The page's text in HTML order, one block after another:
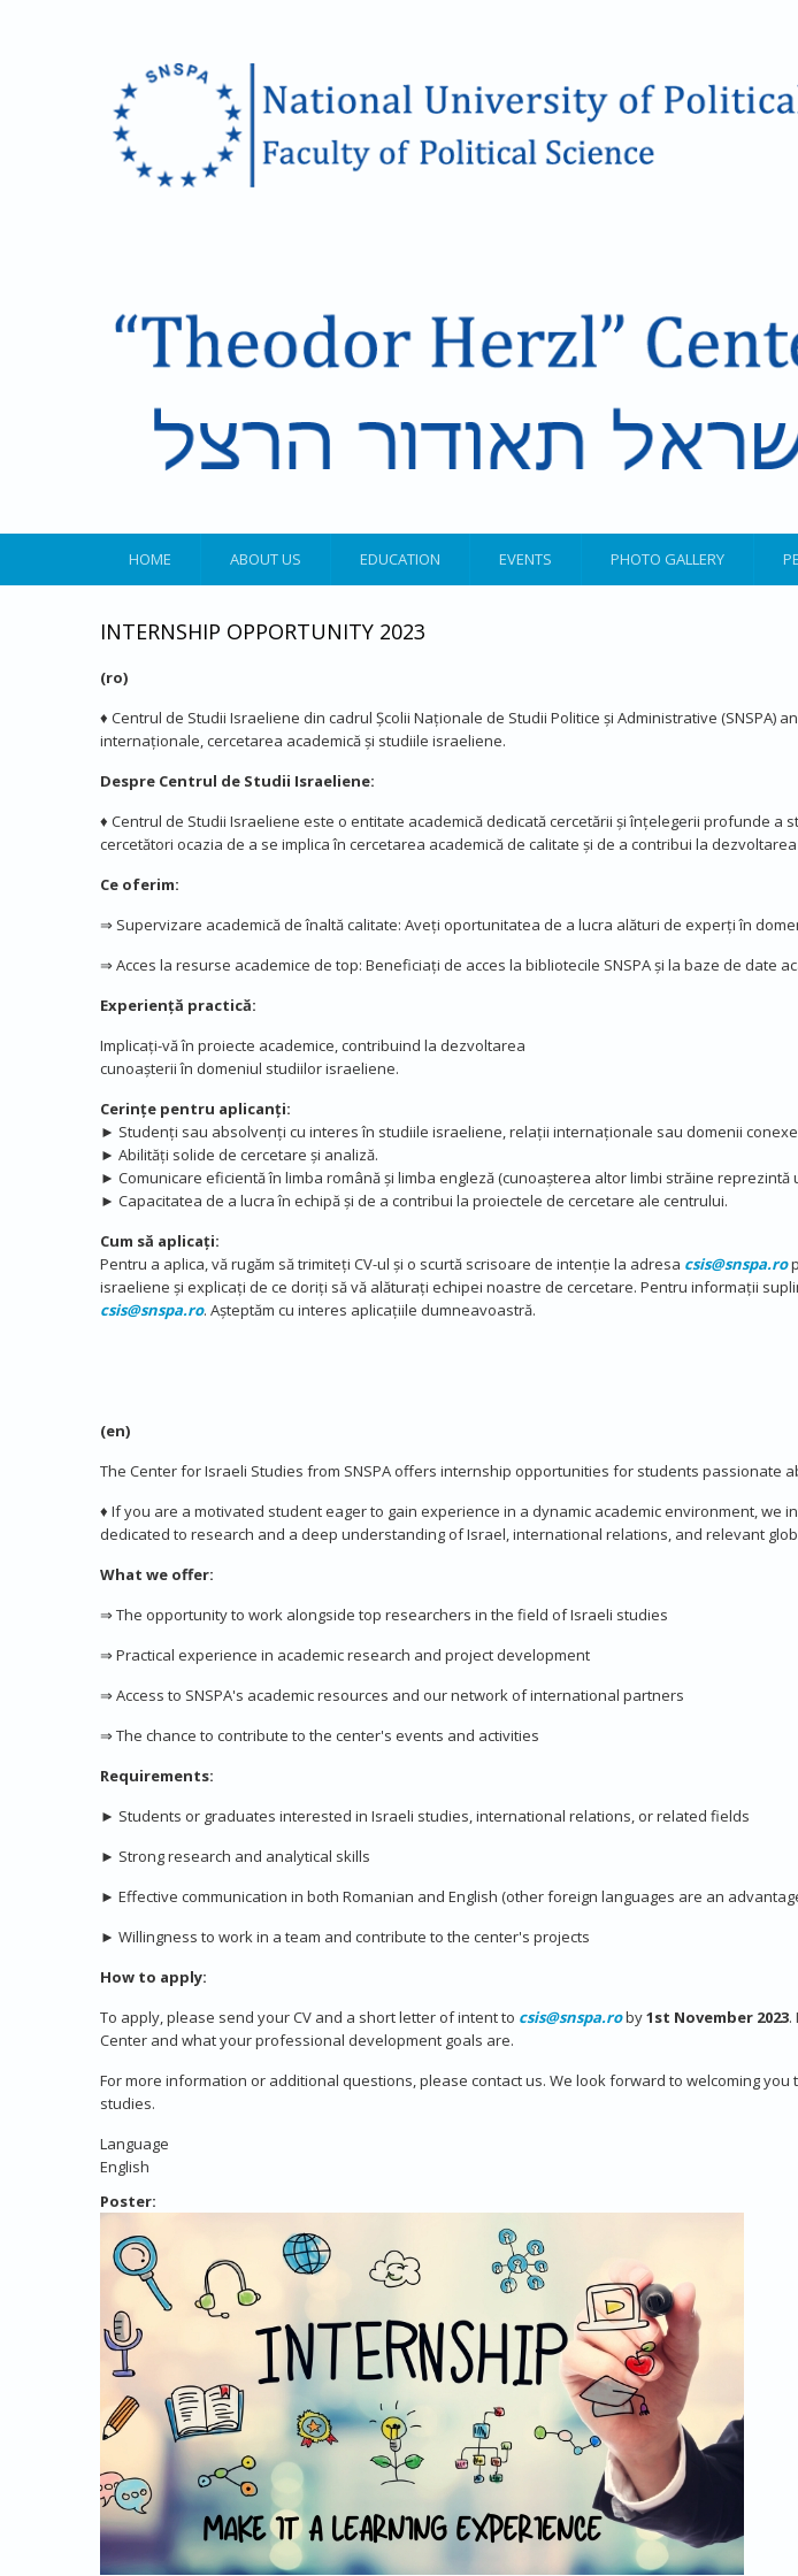
HOME ABOUT US EDUCATION EVENTS PHOTO GALLERY
INTERNSHIP OPPORTUNITY 2023
(ro)
♦ Centrul de Studii Israeliene din cadrul Școlii Naționale de Studii Politice și Administrative
internaționale, cercetarea academică și studiile israeliene.
Despre Centrul de Studii Israeliene:
♦ Centrul de Studii Israeliene este o entitate academică dedicată cercetării și înțelegerii profunde
cercetători ocazia de a se implica în cercetarea academică de calitate și de a contribui la
Ce oferim:
⇒ Supervizare academică de înaltă calitate: Aveți oportunitatea de a lucra alături de experți în
⇒ Acces la resurse academice de top: Beneficiați de acces la bibliotecile SNSPA și la baze de date
Experiență practică:
Implicați-vă în proiecte academice, contribuind la dezvoltarea
cunoașterii în domeniul studiilor israeliene.
Cerințe pentru aplicanți:
► Studenți sau absolvenți cu interes în studiile israeliene, relații internaționale sau domenii
► Abilități solide de cercetare și analiză.
► Comunicare eficientă în limba română și limba engleză (cunoașterea altor limbi străine reprezintă
► Capacitatea de a lucra în echipă și de a contribui la proiectele de cercetare ale centrului.
Cum să aplicați:
Pentru a aplica, vă rugăm să trimiteți CV-ul și o scurtă scrisoare de intenție la adresa csis@snspa.ro
israeliene și explicați de ce doriți să vă alăturați echipei noastre de cercetare. Pentru informații
csis@snspa.ro. Așteptăm cu interes aplicațiile dumneavoastră.
(en)
The Center for Israeli Studies from SNSPA offers internship opportunities for students passionate
♦ If you are a motivated student eager to gain experience in a dynamic academic environment,
dedicated to research and a deep understanding of Israel, international relations, and relevant
What we offer:
⇒ The opportunity to work alongside top researchers in the field of Israeli studies
⇒Practical experience in academic research and project development
⇒ Access to SNSPA's academic resources and our network of international partners
⇒The chance to contribute to the center's events and activities
Requirements:
► Students or graduates interested in Israeli studies, international relations, or related fields
► Strong research and analytical skills
► Effective communication in both Romanian and English (other foreign languages are an
► Willingness to work in a team and contribute to the center's projects
How to apply:
To apply, please send your CV and a short letter of intent to csis@snspa.roby1st November 2023.
Center and what your professional development goals are.
For more information or additional questions, please contact us. We look forward to welcoming
studies.
Language
English
Poster: